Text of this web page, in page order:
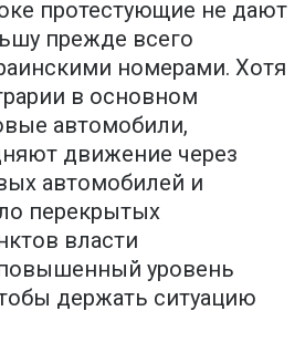
протестующие не дают
прежде всего
номерами. Хотя
в основном
автомобили,
движение через
автомобилей и
перекрытых
власти
уровень
держать ситуацию